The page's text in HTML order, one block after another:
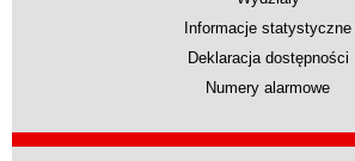
Informacje statystyczne
Deklaracja dostępności
Numery alarmowe